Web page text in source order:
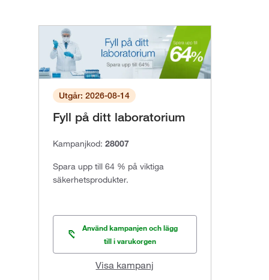
Utgår: 2026-08-14
Fyll på ditt laboratorium
Kampanjkod: 28007
Spara upp till 64 % på viktiga
säkerhetsprodukter.
Använd kampanjen och lägg
till i varukorgen
Visa kampanj